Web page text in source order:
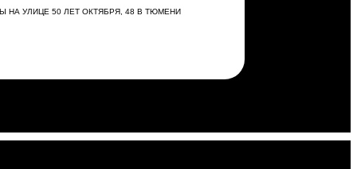
НА УЛИЦЕ 50 ЛЕТ ОКТЯБРЯ, 48 В ТЮМЕНИ